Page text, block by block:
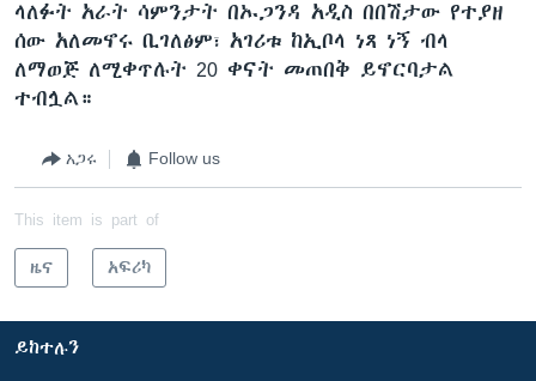
ላለፉት አራት ሳምንታት በኡጋንዳ አዲስ በበሽታው የተያዘ
ሰው አለመኖሩ ቢገለፅም፣ አገሪቱ ከኢቦላ ነጻ ነኝ ብላ
ለማወጅ ለሚቀጥሉት 20 ቀናት መጠበቅ ይኖርባታል
ተብሏል።
አጋሩ Follow us
This item is part of
ዜና አፍሪካ
ይከተሉን